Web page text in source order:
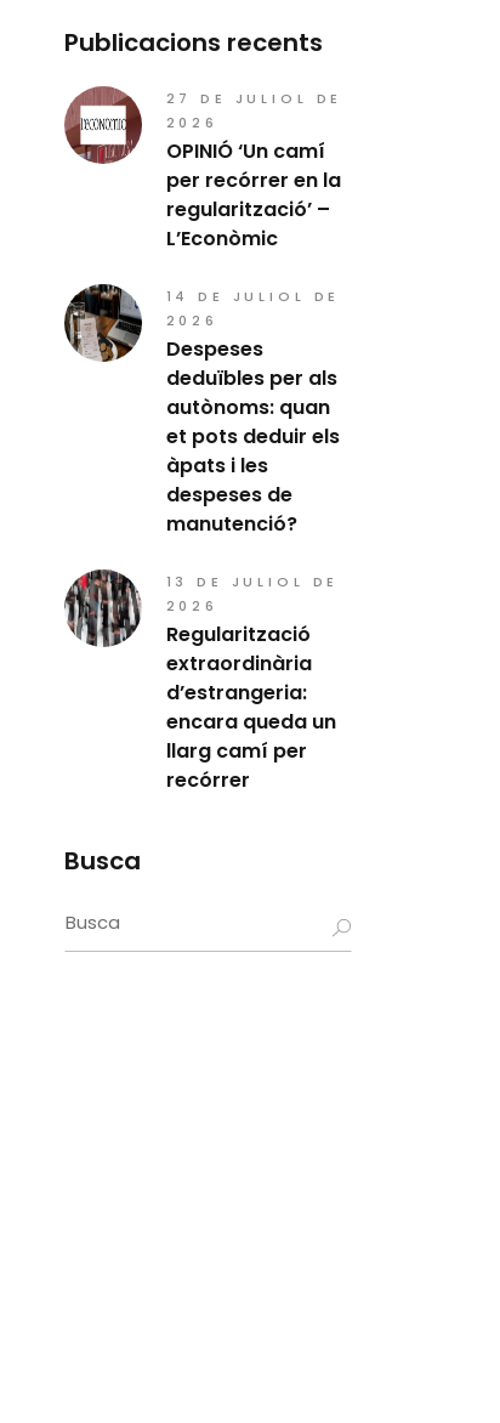
Publicacions recents
27 DE JULIOL DE
2026
OPINIÓ ‘Un camí
per recórrer en la
regularització’ –
L’Econòmic
14 DE JULIOL DE
2026
Despeses
deduïbles per als
autònoms: quan
et pots deduir els
àpats i les
despeses de
manutenció?
13 DE JULIOL DE
2026
Regularització
extraordinària
d’estrangeria:
encara queda un
llarg camí per
recórrer
Busca
Search
for: